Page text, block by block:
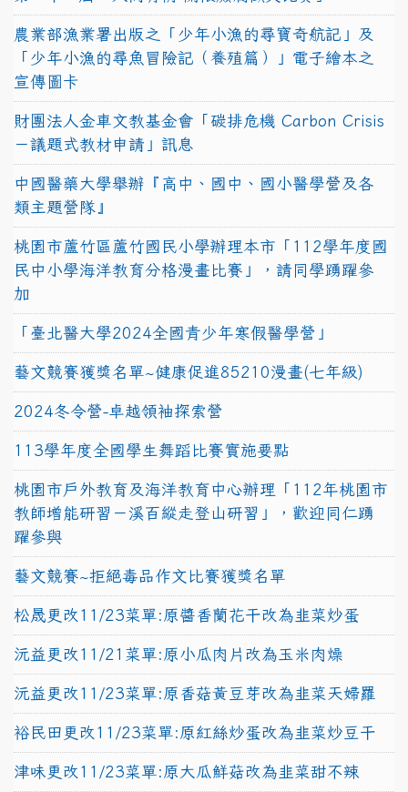
農業部漁業署出版之「少年小漁的尋寶奇航記」及
「少年小漁的尋魚冒險記（養殖篇）」電子繪本之
宣傳圖卡
財團法人金車文教基金會「碳排危機 Carbon Crisis
－議題式教材申請」訊息
中國醫藥大學舉辦『高中、國中、國小醫學營及各
類主題營隊』
桃園市蘆竹區蘆竹國民小學辦理本市「112學年度國
民中小學海洋教育分格漫畫比賽」，請同學踴躍參
加
「臺北醫大學2024全國青少年寒假醫學營」
藝文競賽獲獎名單~健康促進85210漫畫(七年級)
2024冬令營-卓越領袖探索營
113學年度全國學生舞蹈比賽實施要點
桃園市戶外教育及海洋教育中心辦理「112年桃園市
教師增能研習－溪百縱走登山研習」，歡迎同仁踴
躍參與
藝文競賽~拒絕毒品作文比賽獲獎名單
松晟更改11/23菜單:原醬香蘭花干改為韭菜炒蛋
沅益更改11/21菜單:原小瓜肉片改為玉米肉燥
沅益更改11/23菜單:原香菇黃豆芽改為韭菜天婦羅
裕民田更改11/23菜單:原紅絲炒蛋改為韭菜炒豆干
津味更改11/23菜單:原大瓜鮮菇改為韭菜甜不辣